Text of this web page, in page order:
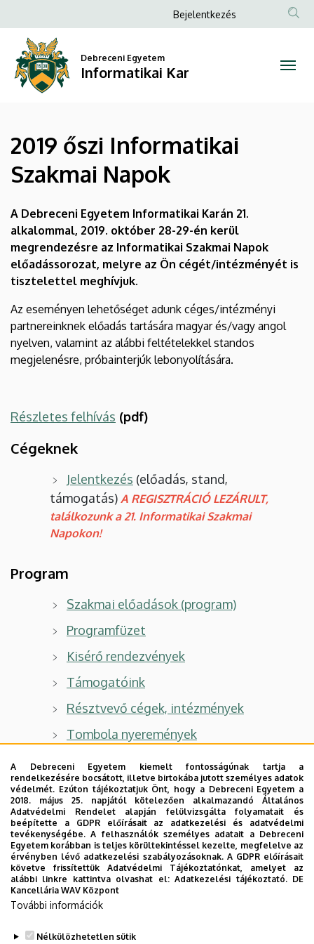
őszi
Informatikai
Szakmai
Informatikai
Kar
a
tartalomra
Anonim
menüje
Bejelentkezés
Debreceni Egyetem
Informatikai Kar
2019 őszi Informatikai
Szakmai Napok
A Debreceni Egyetem Informatikai Karán 21.
alkalommal, 2019. október 28-29-én kerül
megrendezésre az Informatikai Szakmai Napok
előadássorozat, melyre az Ön cégét/intézményét is
tisztelettel meghívjuk.
Az eseményen lehetőséget adunk céges/intézményi
partnereinknek előadás tartására magyar és/vagy angol
nyelven, valamint az alábbi feltételekkel standos
megjelenésre, próbainterjúk lebonyolítására.
Részletes felhívás (pdf)
Cégeknek
Jelentkezés (előadás, stand,
támogatás) A REGISZTRÁCIÓ LEZÁRULT,
találkozunk a 21. Informatikai Szakmai
Napokon!
Program
Szakmai előadások (program)
Programfüzet
Kisérő rendezvények
Támogatóink
Résztvevő cégek, intézmények
Tombola nyeremények
Hallgatóknak
Hallgatói regisztráció
Próbainterjúk, standok
Tanári felajánlások
Igazolások
A Debreceni Egyetem kiemelt fontosságúnak tartja a
rendelkezésére bocsátott, illetve birtokába jutott személyes adatok
védelmét. Ezúton tájékoztatjuk Önt, hogy a Debreceni Egyetem a
2018. május 25. napjától kötelezően alkalmazandó Általános
Adatvédelmi Rendelet alapján felülvizsgálta folyamatait és
beépítette a GDPR előírásait az adatkezelési és adatvédelmi
tevékenységébe. A felhasználók személyes adatait a Debreceni
Egyetem korábban is teljes körültekintéssel kezelte, megfelelve az
érvényben lévő adatkezelési szabályozásoknak. A GDPR előírásait
követve frissítettük Adatvédelmi Tájékoztatónkat, amelyet az
alábbi linkre kattintva olvashat el:Adatkezelési tájékoztató. DE
Kancellária WAV Központ
További információk
Nélkülözhetetlen sütik